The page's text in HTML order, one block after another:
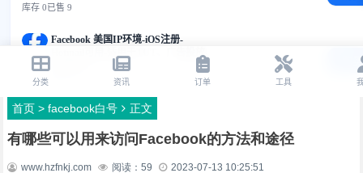
首页> facebook白号 正文
有哪些可以用来访问Facebook的方法和途径
www.hzfnkj.com 阅读： 59 2023-07-13 10:25:51